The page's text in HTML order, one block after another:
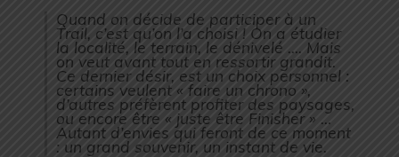
Quand on décide de participer à un
Trail, c’est qu’on l’a choisi ! On a étudier
la localité, le terrain, le dénivelé …. Mais
on veut avant tout en ressortir grandit.
Ce dernier désir, est un choix personnel :
certains veulent « faire un chrono »,
d’autres préfèrent profiter des paysages,
ou encore être « juste être Finisher » …
Autant d’envies qui feront de ce moment
: un grand souvenir, un instant de vie.